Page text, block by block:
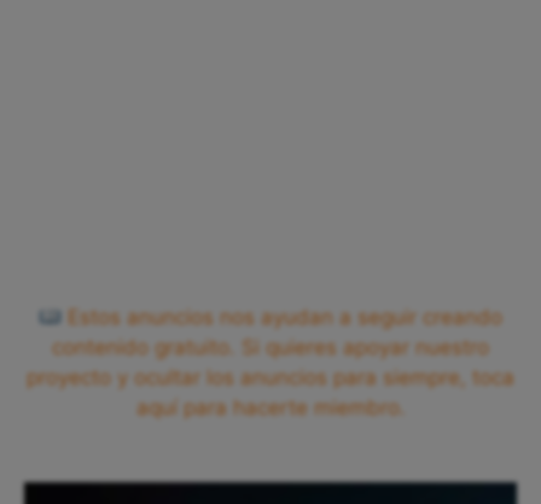
Estos anuncios nos ayudan a seguir creando
contenido gratuito. Si quieres apoyar nuestro
proyecto y ocultar los anuncios para siempre, toca
aquí para hacerte miembro.